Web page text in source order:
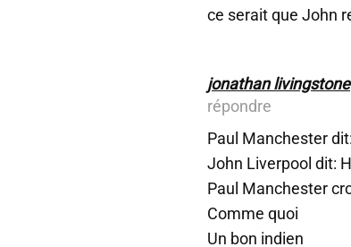
ce serait que John
jonathan livingstone
répondre
Paul Manchester
John Liverpool dit:
Paul Manchester
Comme quoi
Un bon indien